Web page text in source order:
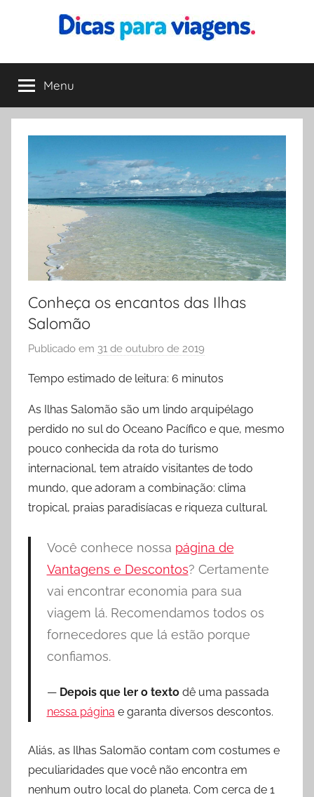
conteúdo
Dicas
para
Viagens
melhor
dica
para
Menu
Conheça os encantos das Ilhas
Salomão
Publicado em 31 de outubro de 2019
r
l
i
c
H
e
a
Tempo estimado de leitura: 6 minutos
As Ilhas Salomão são um lindo arquipélago
perdido no sul do Oceano Pacífico e que, mesmo
pouco conhecida da rota do turismo
internacional, tem atraído visitantes de todo
mundo, que adoram a combinação: clima
tropical, praias paradisíacas e riqueza cultural.
Você conhece nossa página de
Vantagens e Descontos? Certamente
vai encontrar economia para sua
viagem lá. Recomendamos todos os
fornecedores que lá estão porque
confiamos.
Depois que ler o textodê uma passada
nessa página e garanta diversos descontos.
Aliás, as Ilhas Salomão contam com costumes e
peculiaridades que você não encontra em
nenhum outro local do planeta. Com cerca de 1